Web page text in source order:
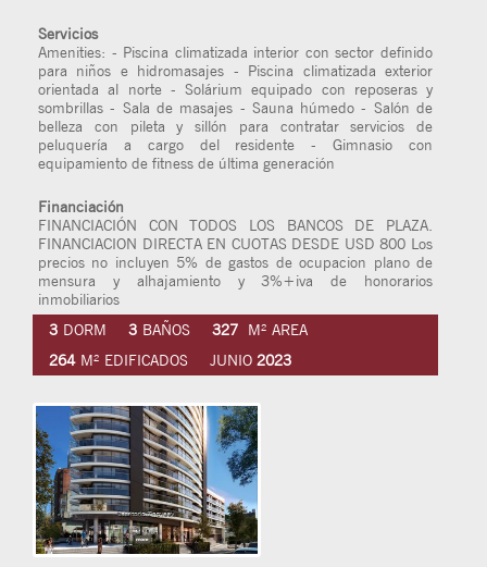
Servicios
Amenities: - Piscina climatizada interior con sector definido
para niños e hidromasajes - Piscina climatizada exterior
orientada al norte - Solárium equipado con reposeras y
sombrillas - Sala de masajes - Sauna húmedo - Salón de
belleza con pileta y sillón para contratar servicios de
peluquería a cargo del residente - Gimnasio con
equipamiento de fitness de última generación
Financiación
FINANCIACIÓN CON TODOS LOS BANCOS DE PLAZA.
FINANCIACION DIRECTA EN CUOTAS DESDE USD 800 Los
precios no incluyen 5% de gastos de ocupacion plano de
mensura y alhajamiento y 3%+iva de honorarios
inmobiliarios
3 DORM 3 BAÑOS 327
M² AREA
264 M² EDIFICADOS JUNIO 2023